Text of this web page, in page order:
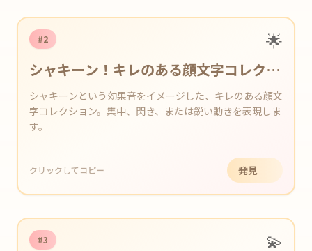
#2 🌟
シャキーン！キレのある顔文字コレクシ
ョン
シャキーンという効果音をイメージした、キレのある顔文
字コレクション。集中、閃き、または鋭い動きを表現しま
す。
クリックしてコピー 発見
#3 💫